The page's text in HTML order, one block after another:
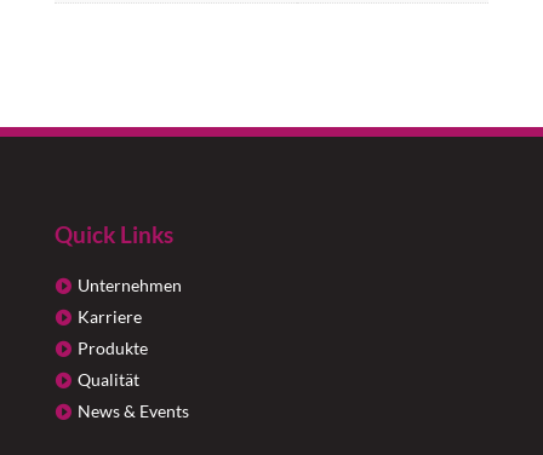
Quick Links
Unternehmen
Karriere
Produkte
Qualität
News & Events